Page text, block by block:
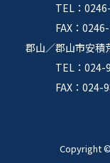
TEL：
FAX：
郡山／郡山市安積
TEL：024-
FAX：024-
Copyright